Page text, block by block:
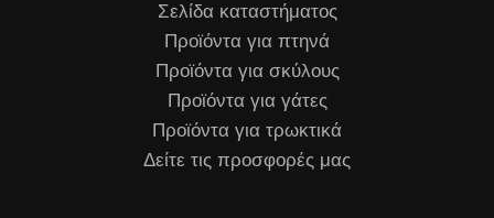
Σελίδα καταστήματος
Προϊόντα για πτηνά
Προϊόντα για σκύλους
Προϊόντα για γάτες
Προϊόντα για τρωκτικά
Δείτε τις προσφορές μας